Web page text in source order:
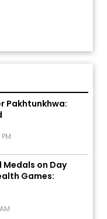
Rally in
Pakhtunkhwa:
Medals on Day
Games: